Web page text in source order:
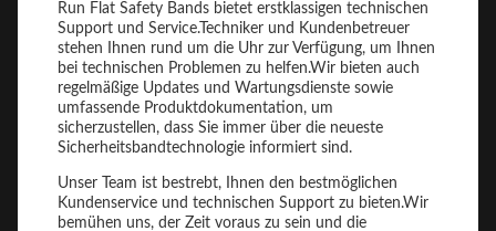
Run Flat Safety Bands bietet erstklassigen technischen
Support und Service.Techniker und Kundenbetreuer
stehen Ihnen rund um die Uhr zur Verfügung, um Ihnen
bei technischen Problemen zu helfen.Wir bieten auch
regelmäßige Updates und Wartungsdienste sowie
umfassende Produktdokumentation, um
sicherzustellen, dass Sie immer über die neueste
Sicherheitsbandtechnologie informiert sind.
Unser Team ist bestrebt, Ihnen den bestmöglichen
Kundenservice und technischen Support zu bieten.Wir
bemühen uns, der Zeit voraus zu sein und die